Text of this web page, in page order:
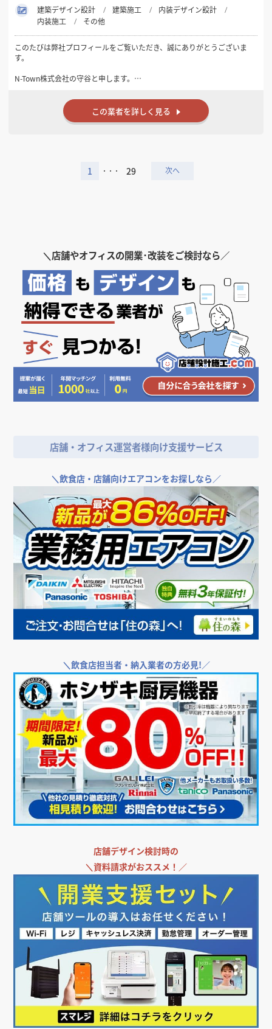
建築デザイン設計
建築施工
内装デザイン設計
内装施工
その他
このたびは弊社プロフィールをご覧いただき、誠にありがとうございま
す。
N-Town株式会社の守谷と申します。
弊社は東京都・神奈川県を中心に、飲食店・美容室・クリニック・オ
フィス・インドアゴルフ施設などの店舗内装工事を、設計から施工まで
一貫して対応しております。
どうぞよろしくお願いいたします。
N-Town株式会社
守谷 尚晃
この業者を詳しく見る
1 ・・・ 29
＼店舗やオフィスの開業･改装をご検討なら／
店舗・オフィス運営者様向け支援サービス
＼飲食店・店舗向けエアコンをお探しなら／
＼飲食店担当者・納入業者の方必見!／
店舗デザイン検討時の
＼資料請求がおススメ！／